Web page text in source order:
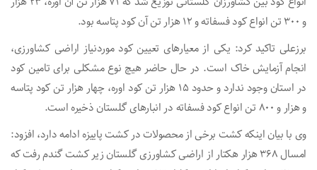
و ۳۰۰ تن انواع کود فسفاته و ۱۲ هزار تن آن کود پتاسه بود.
برزعلی تاکید کرد: یکی از معیارهای تعیین کود موردنیاز اراضی کشاورزی،
انجام آزمایش خاک است. در حال حاضر هیچ نوع مشکلی برای تامین کود
در استان وجود ندارد و حدود ۱۵ هزار تن کود اوره، چهار هزار تن کود پتاسه
و هزار و ۸۰۰ تن انواع کود فسفاته در انبارهای گلستان ذخیره است.
وی با بیان اینکه کشت برخی از محصولات در کشت پاییزه ادامه دارد، افزود:
امسال ۳۶۸ هزار هکتار از اراضی کشاورزی گلستان زیر کشت گندم رفت که